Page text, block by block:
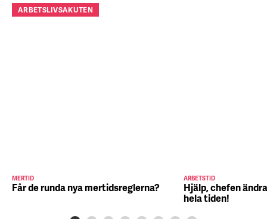
ARBETSLIVSAKUTEN
MERTID
Får de runda nya mertidsreglerna?
ARBETSTID
Hjälp, chefen
hela tiden!